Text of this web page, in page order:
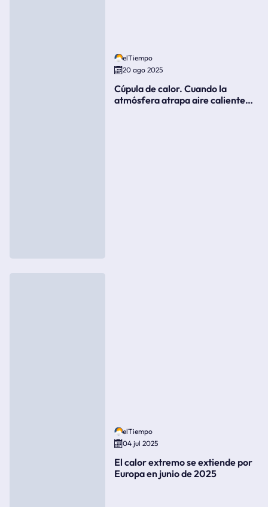
elTiempo
20 ago 2025
Cúpula de calor. Cuando la
atmósfera atrapa aire caliente
elTiempo
04 jul 2025
El calor extremo se extiende por
Europa en junio de 2025